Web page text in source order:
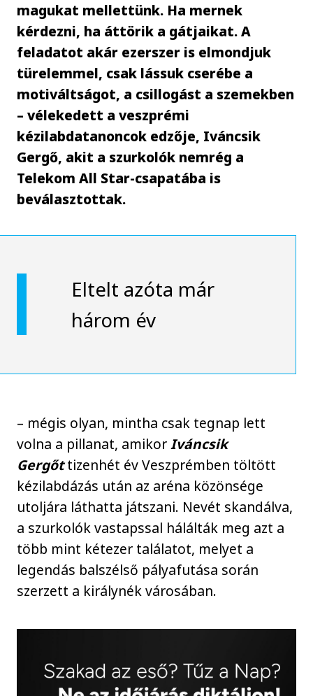
magukat mellettünk. Ha mernek
kérdezni, ha áttörik a gátjaikat. A
feladatot akár ezerszer is elmondjuk
türelemmel, csak lássuk cserébe a
motiváltságot, a csillogást a szemekben
– vélekedett a veszprémi
kézilabdatanoncok edzője, Iváncsik
Gergő, akit a szurkolók nemrég a
Telekom All Star-csapatába is
beválasztottak.
Eltelt azóta már
három év
– mégis olyan, mintha csak tegnap lett
volna a pillanat, amikorIváncsik
Gergőttizenhét év Veszprémben töltött
kézilabdázás után az aréna közönsége
utoljára láthatta játszani. Nevét skandálva,
a szurkolók vastapssal hálálták meg azt a
több mint kétezer találatot, melyet a
legendás balszélső pályafutása során
szerzett a királynék városában.